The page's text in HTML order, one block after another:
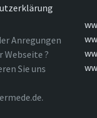
Anregungen
Webseite ?
Sie uns